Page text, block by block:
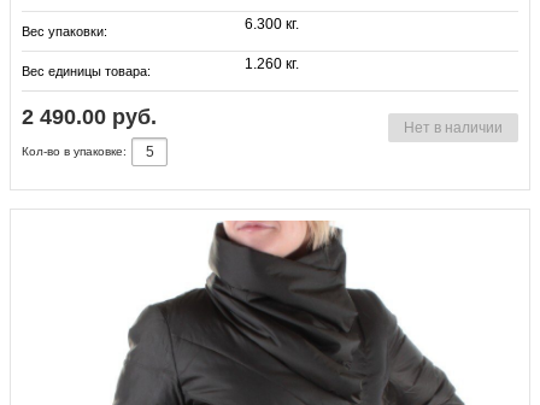
Вес упаковки: 6.300 кг.
Вес единицы товара: 1.260 кг.
2 490.00 руб. Нет в наличии
Кол-во в упаковке: